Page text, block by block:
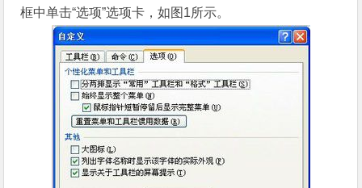
框中单击“选项”选项卡，如图1所示。